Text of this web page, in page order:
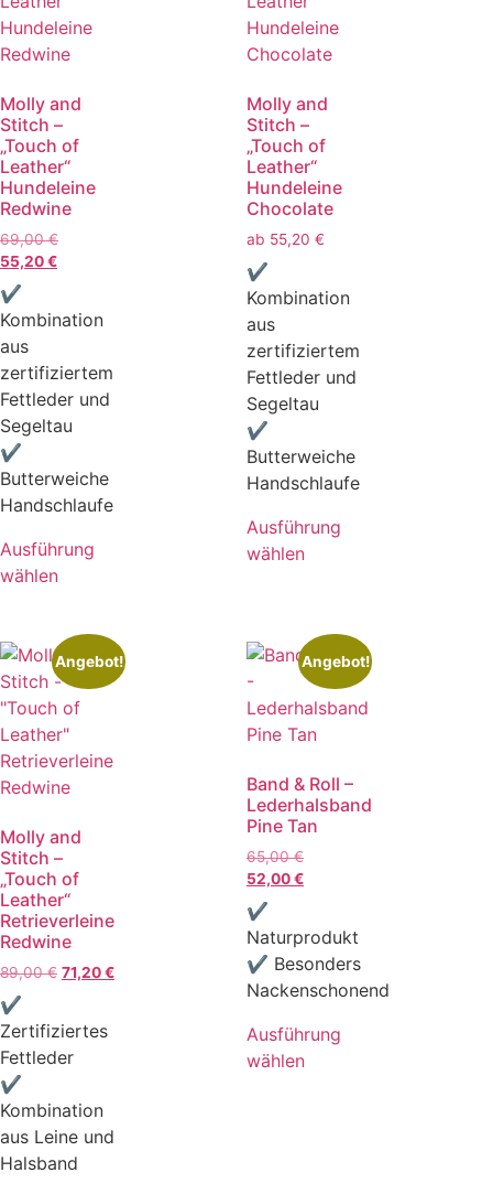
Molly and
Stitch –
„Touch of
Leather“
Hundeleine
Redwine
69,00€
55,20€
✔
Kombination
aus
zertifiziertem
Fettleder und
Segeltau
✔
Butterweiche
Handschlaufe
Ausführung
wählen
Molly and
Stitch –
„Touch of
Leather“
Hundeleine
Chocolate
ab 55,20 €
✔
Kombination
aus
zertifiziertem
Fettleder und
Segeltau
✔
Butterweiche
Handschlaufe
Ausführung
wählen
Angebot!
Molly and
Stitch –
„Touch of
Leather“
Retrieverleine
Redwine
89,00€ 71,20€
✔
Zertifiziertes
Fettleder
✔
Kombination
aus Leine und
Halsband
Angebot!
Band & Roll –
Lederhalsband
Pine Tan
65,00€
52,00€
✔
Naturprodukt
✔ Besonders
Nackenschonend
Ausführung
wählen